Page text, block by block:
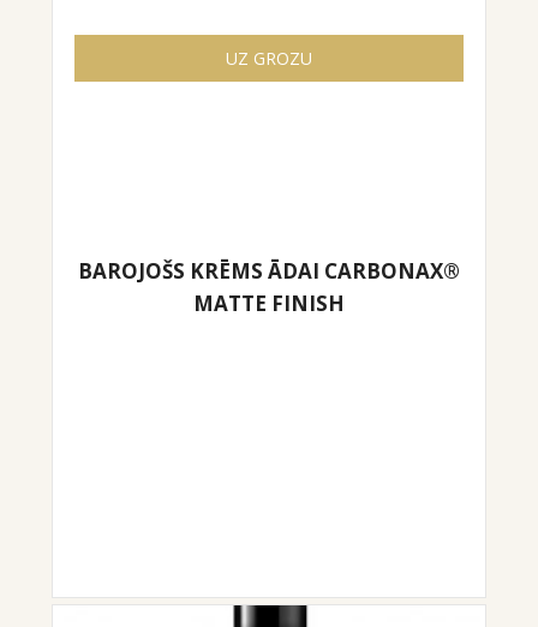
BAROJOŠS KRĒMS ĀDAI CARBONAX®
MATTE FINISH
UZ GROZU